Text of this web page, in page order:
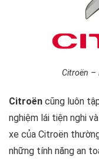
Citroën –
Citroën cũng luôn
nghiệm lái tiện nghi
xe của Citroën
những tính năng an